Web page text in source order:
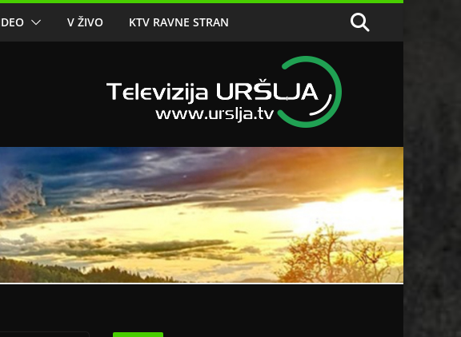
V ŽIVO KTV RAVNE STRAN